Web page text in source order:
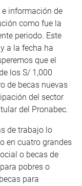
e información de
como fue la
periodo. Este
a la fecha ha
que el
los S/ 1,000
de becas nuevas
del sector
del Pronabec.
de trabajo lo
en cuatro grandes
o becas de
pobres o
para